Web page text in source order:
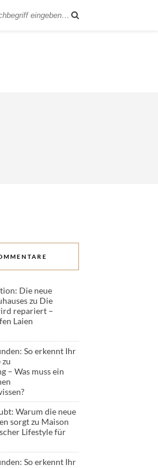
Die neue
zu Die
repariert –
Laien
So erkennt Ihr
zu
– Was muss ein
Warum die neue
sorgtzu Maison
Lifestyle für
So erkennt Ihr